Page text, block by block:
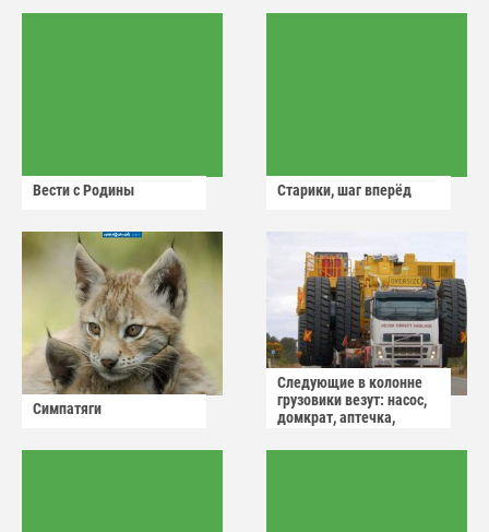
Вести с Родины Старики, шаг вперёд
Симпатяги
Следующие в колонне
грузовики везут: насос,
домкрат, аптечка,